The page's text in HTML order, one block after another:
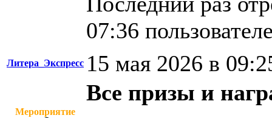
07:36
Литера_Экспресс 15 мая 2026 в
Мероприятие
Все призы и